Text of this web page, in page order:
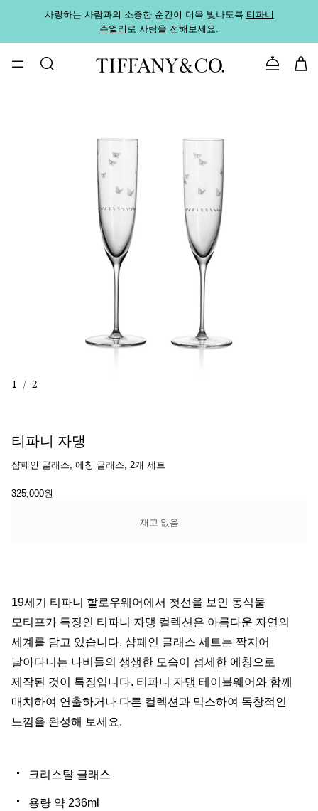
사랑하는 사람과의 소중한 순간이 더욱 빛나도록 티파니
주얼리로 사랑을 전해보세요.
문의하기
1 / 2
티파니 자댕
샴페인 글래스, 에칭 글래스, 2개 세트
325,000원
재고 없음
19세기 티파니 할로우웨어에서 첫선을 보인 동식물
모티프가 특징인 티파니 자댕 컬렉션은 아름다운 자연의
세계를 담고 있습니다. 샴페인 글래스 세트는 짝지어
날아다니는 나비들의 생생한 모습이 섬세한 에칭으로
제작된 것이 특징입니다. 티파니 자댕 테이블웨어와 함께
매치하여 연출하거나 다른 컬렉션과 믹스하여 독창적인
느낌을 완성해 보세요.
크리스탈 글래스
용량 약 236ml